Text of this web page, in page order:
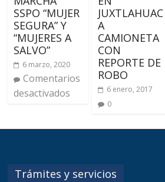
SSPO “MUJER
SEGURA” Y
“MUJERES A
SALVO”
6 marzo, 2020
Comentarios
desactivados
JUXTLAHUAC
A
CAMIONETA
CON
REPORTE DE
ROBO
6 enero, 2017
0
Trámites y servicios